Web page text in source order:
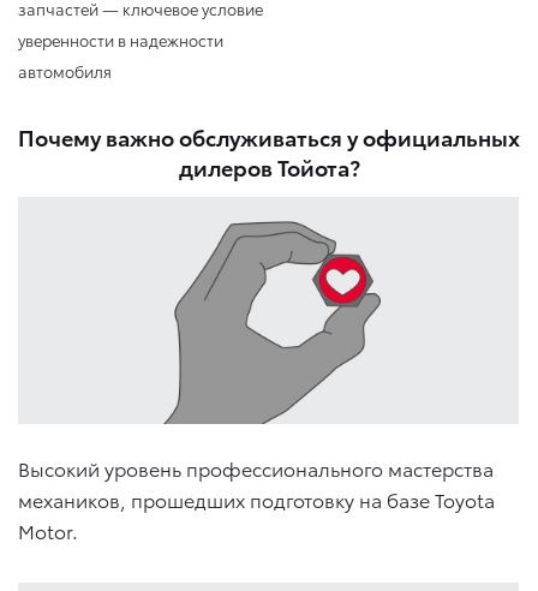
запчастей — ключевое условие
уверенности в надежности
автомобиля
Почему важно обслуживаться у официальных
дилеров Тойота?
Высокий уровень профессионального мастерства
механиков, прошедших подготовку на базе Toyota
Motor.